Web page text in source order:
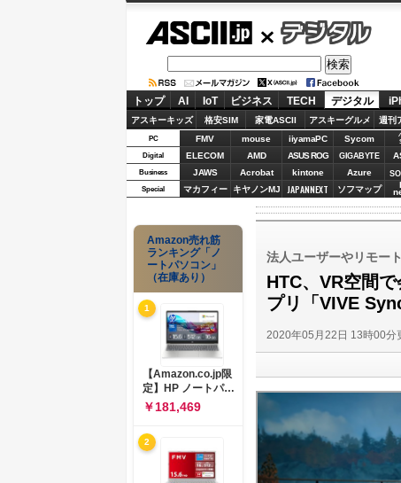
デジタル
トップ AI IoT ビジネス TECH デジタル
アスキーキッズ 格安SIM 家電ASCII アスキーグルメ 週刊
PC FMV mouse iiyamaPC Sycom
Digital ELECOM AMD ASUS ROG GIGABYTE
Business JAWS Acrobat kintone Azure
Special マカフィー キヤノンMJ JAPANNEXT ソフマップ
法人ユーザーやリモー
HTC、VR空間
プリ「VIVE
2020年05月22日 13時00分
Amazon売れ筋
ランキング「ノ
ートパソコン」
（在庫あり）
1
【Amazon.co.jp限
定】HP ノートパソ
コン 15-fd 15.6イン
チ インテル Core 5
120U メモリ16GB
SSD512GB
Windows 11
Microsoft Office
￥181,469
2